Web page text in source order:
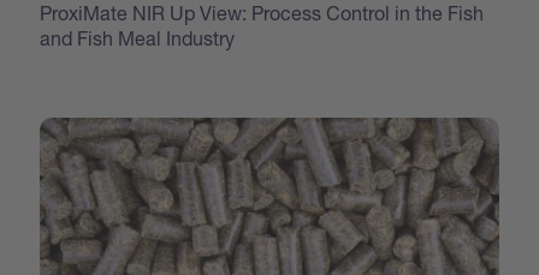
ProxiMate NIR Up View: Process Control in the Fish
and Fish Meal Industry